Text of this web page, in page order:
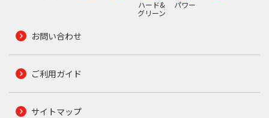
ハード&
グリーン
パワー
お問い合わせ
ご利用ガイド
サイトマップ